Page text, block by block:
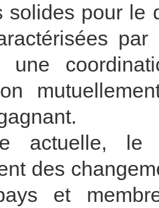
solides pour le
une
actuelle, le
des
et